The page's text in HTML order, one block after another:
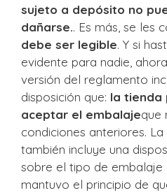
sujeto a depósito no
dañarse.. Es más, se les
debe ser legible. Y si
evidente para nadie,
versión del reglamento
disposición que: la tienda
aceptar el embalajeque
condiciones anteriores.
también incluye una
sobre el tipo de embalaje
mantuvo el principio de